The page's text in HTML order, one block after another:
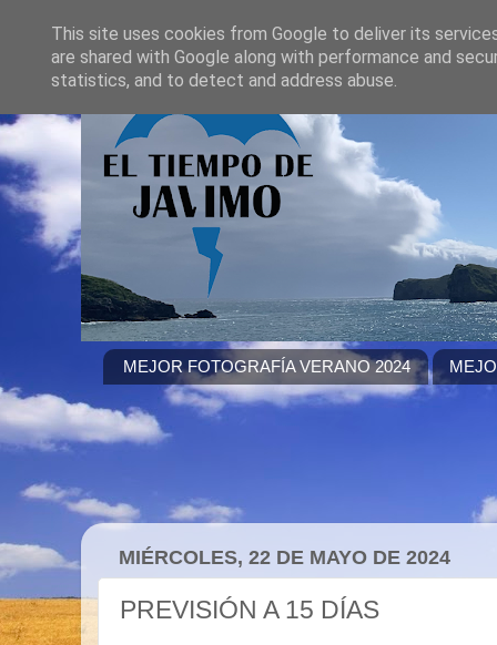
MEJOR FOTOGRAFÍA VERANO 2024
MIÉRCOLES, 22 DE MAYO DE 2024
PREVISIÓN A 15 DÍAS
This site uses cookies from Google to deliver its
are shared with Google along with performance and
statistics, and to detect and address abuse.